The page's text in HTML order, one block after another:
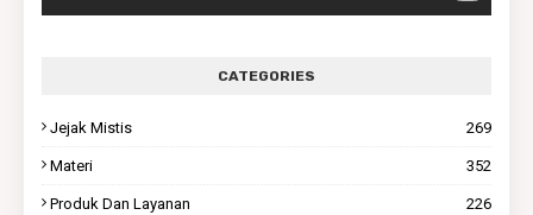
CATEGORIES
Jejak Mistis 269
Materi 352
Produk Dan Layanan 226